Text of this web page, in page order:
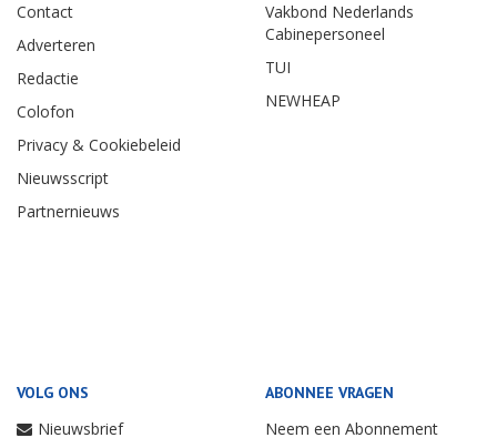
Contact
Adverteren
Redactie
Colofon
Privacy & Cookiebeleid
Nieuwsscript
Partnernieuws
Vakbond Nederlands
Cabinepersoneel
TUI
NEWHEAP
VOLG ONS
Nieuwsbrief
ABONNEE VRAGEN
Neem een Abonnement